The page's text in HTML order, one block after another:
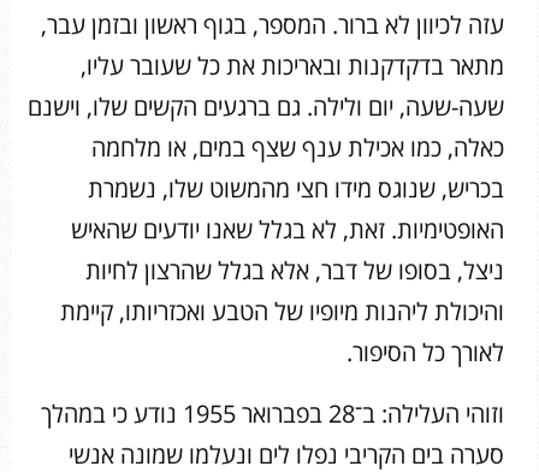
עזה לכיוון לא ברור. המספר, בגוף ראשון ובזמן עבר,
מתאר בדקדקנות ובאריכות את כל שעובר עליו,
שעה-שעה, יום ולילה. גם ברגעים הקשים שלו, וישנם
כאלה, כמו אכילת ענף שצף במים, או מלחמה
בכריש, שנוגס מידו חצי מהמשוט שלו, נשמרת
האופטימיות. זאת, לא בגלל שאנו יודעים שהאיש
ניצל, בסופו של דבר, אלא בגלל שהרצון לחיות
והיכולת ליהנות מיופיו של הטבע ואכזריותו, קיימת
לאורך כל הסיפור.
וזוהי העלילה: ב־28 בפברואר 1955 נודע כי במהלך
סערה בים הקריבי נפלו לים ונעלמו שמונה אנשי